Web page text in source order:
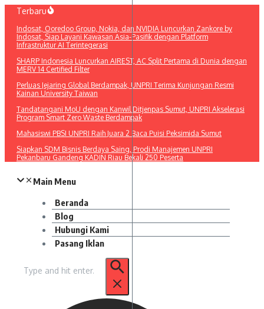
Lewati
konten
Terbaru
Indosat, Ooredoo Group, Nokia, dan NVIDIA Luncurkan Zankore by
Indosat, Siap Layani Kawasan Asia-Pasifik dengan Platform
Infrastruktur AI Terintegerasi
SHARP Indonesia Luncurkan AIREST, AC Split Pertama di Dunia dengan
MERV 14 Certified Filter
Perluas Jejaring Global Berdampak, UNPRI Terima Kunjungan Resmi
Kainan University Taiwan
Tandatangani MoU dengan Kanwil Ditjenpas Sumut, UNPRI Akselerasi
Program Smart Zero Waste Berdampak
Mahasiswi PBSI UNPRI Raih Juara 2 Baca Puisi Peksimida Sumut
Siapkan SDM Bisnis Berdaya Saing, Prodi Manajemen UNPRI
Pekanbaru Gandeng KADIN Riau Bekali 250 Peserta
Main Menu
Beranda
Blog
Hubungi Kami
Pasang Iklan
untuk: